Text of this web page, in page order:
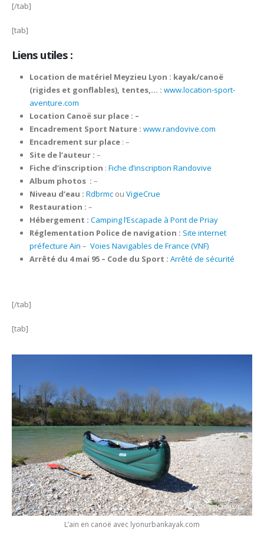
[/tab]
[tab]
Liens utiles :
Location de matériel Meyzieu Lyon : kayak/canoë
(rigides et gonflables), tentes,… : www.location-sport-
aventure.com
Location Canoë sur place : –
Encadrement Sport Nature : www.randovive.com
Encadrement sur place: –
Site de l’auteur : –
Fiche d’inscription : Fiche d’inscription Randovive
Album photos : –
Niveau d’eau : Rdbrmcou VigieCrue
Restauration : –
Hébergement : Camping l’Escapade à Pont de Priay
Réglementation Police de navigation : Site internet
préfecture Ain – Voies Navigables de France (VNF)
Arrêté du 4 mai 95 – Code du Sport : Arrêté de sécurité
[/tab]
[tab]
L’ain en canoë avec lyonurbankayak.com